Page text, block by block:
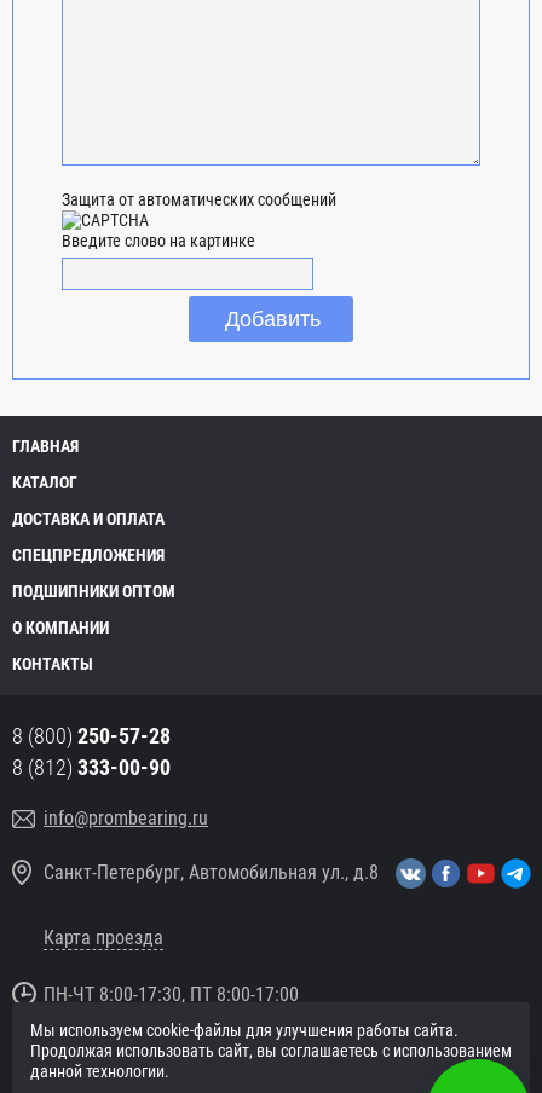
Защита от автоматических сообщений
Введите слово на картинке
ГЛАВНАЯ
КАТАЛОГ
ДОСТАВКА И ОПЛАТА
СПЕЦПРЕДЛОЖЕНИЯ
ПОДШИПНИКИ ОПТОМ
О КОМПАНИИ
КОНТАКТЫ
8 (800) 250-57-28
8 (812) 333-00-90
info@prombearing.ru
Санкт-Петербург, Автомобильная ул., д.8
Карта проезда
ПН-ЧТ 8:00-17:30, ПТ 8:00-17:00
© 2016 «PromBearing.ru»
Подшипники оптом и в розницу.
Мы используем cookie-файлы для улучшения работы сайта.
Продолжая использовать сайт, вы соглашаетесь с использованием
данной технологии.